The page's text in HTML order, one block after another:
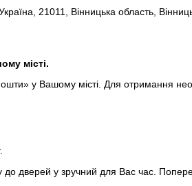
21011, Вінницька область,
місті.
у Вашому місті. Для отримання
до дверей у зручний для Вас час.